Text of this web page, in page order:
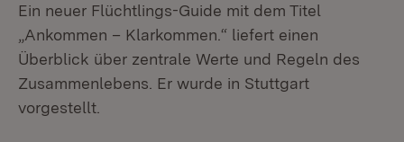
Ein neuer Flüchtlings-Guide mit dem Titel
„Ankommen – Klarkommen.“ liefert einen
Überblick über zentrale Werte und Regeln des
Zusammenlebens. Er wurde in Stuttgart
vorgestellt.